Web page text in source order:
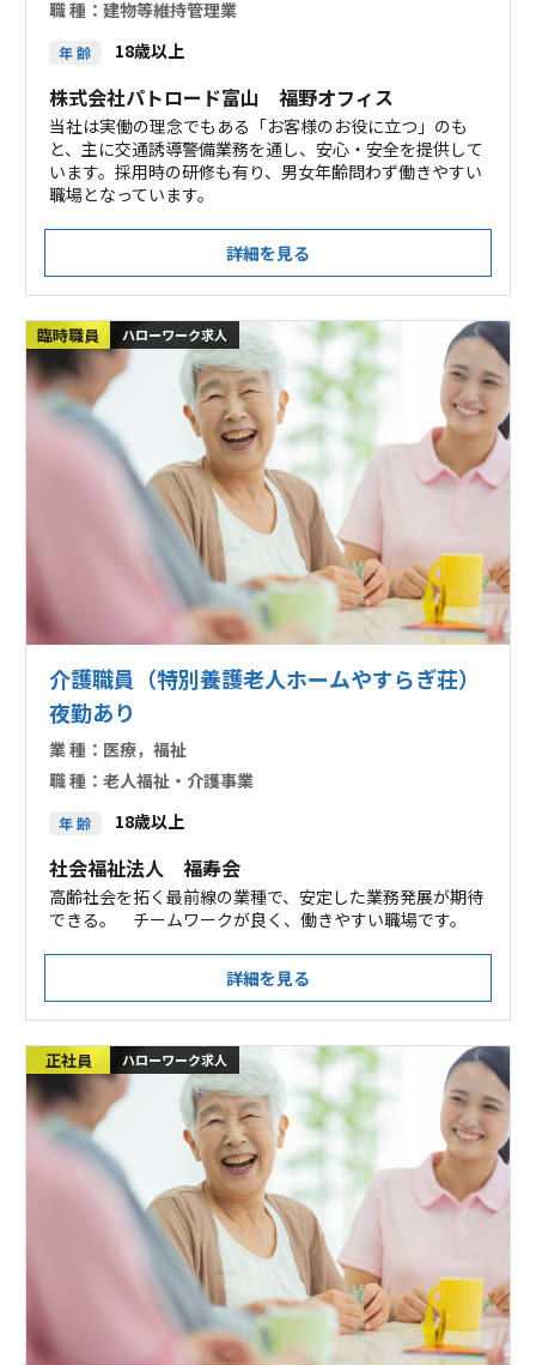
職 種： 建物等維持管理業
年 齢 18歳以上
株式会社パトロード富山 福野オフィス
当社は実働の理念でもある「お客様のお役に立つ」のも
と、主に交通誘導警備業務を通し、安心・安全を提供して
います。採用時の研修も有り、男女年齢問わず働きやすい
職場となっています。
詳細を見る
臨時職員 ハローワーク求人
介護職員（特別養護老人ホームやすらぎ荘）
夜勤あり
業 種： 医療，福祉
職 種： 老人福祉・介護事業
年 齢 18歳以上
社会福祉法人 福寿会
高齢社会を拓く最前線の業種で、安定した業務発展が期待
できる。 チームワークが良く、働きやすい職場です。
詳細を見る
正社員 ハローワーク求人